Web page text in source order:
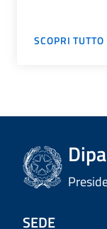
SCOPRI TUTTO
SEDE